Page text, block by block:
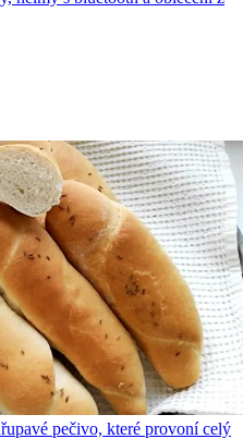
pečivo, které provoní celý